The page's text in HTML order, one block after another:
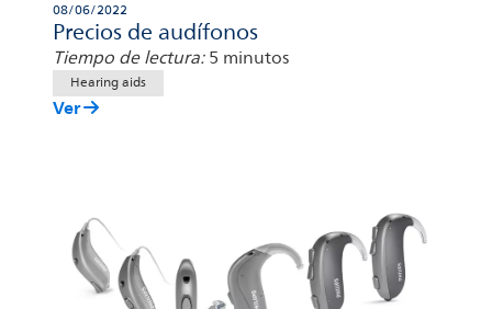
08/06/2022
Precios de audífonos
Tiempo de lectura:5 minutos
Hearing aids
Ver